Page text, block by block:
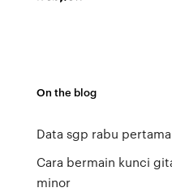
On the blog
Data sgp rabu pertama
Cara bermain kunci
minor